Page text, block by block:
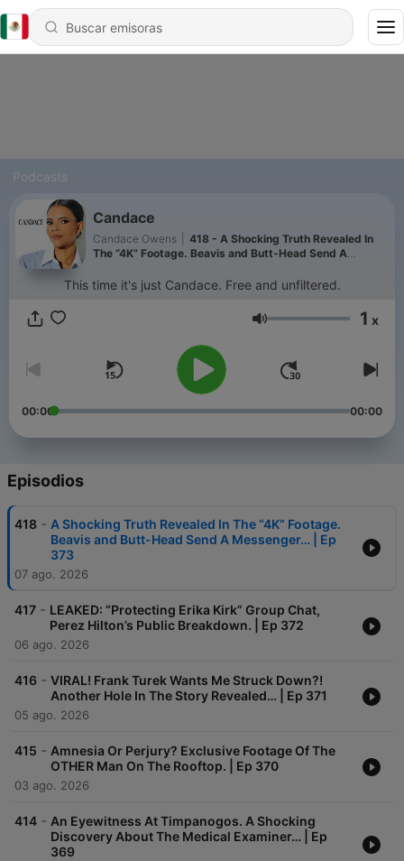
Podcasts
Candace
Candace Owens
418 - A Shocking Truth Revealed In
The “4K” Footage. Beavis and Butt-Head Send A
This time it's just Candace. Free and unfiltered.
Volumen 1 x
00:00 00:00
Episodios
418 - A Shocking Truth Revealed In The “4K” Footage.
Beavis and Butt-Head Send A Messenger… | Ep
373
07 ago. 2026
417 - LEAKED: “Protecting Erika Kirk” Group Chat,
Perez Hilton’s Public Breakdown. | Ep 372
06 ago. 2026
416 - VIRAL! Frank Turek Wants Me Struck Down?!
Another Hole In The Story Revealed… | Ep 371
05 ago. 2026
415 - Amnesia Or Perjury? Exclusive Footage Of The
OTHER Man On The Rooftop. | Ep 370
03 ago. 2026
414 - An Eyewitness At Timpanogos. A Shocking
Discovery About The Medical Examiner… | Ep
369